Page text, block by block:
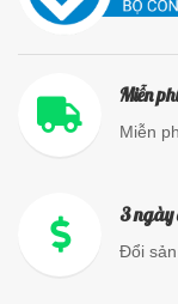
Miễn
Miễn
3 ngày
Đổi